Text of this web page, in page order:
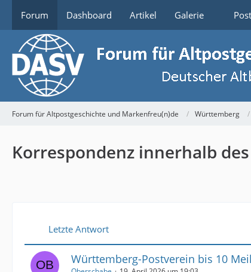
Forum Dashboard Artikel Galerie
Forum für Altpostgeschichte und Markenfreu(n)de Württemberg
Korrespondenz innerhalb des
Letzte Antwort
Württemberg-Postverein bis 10